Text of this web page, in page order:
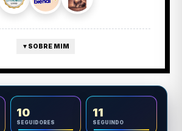
▼ SOBRE MIM
10
SEGUIDORES
11
SEGUINDO